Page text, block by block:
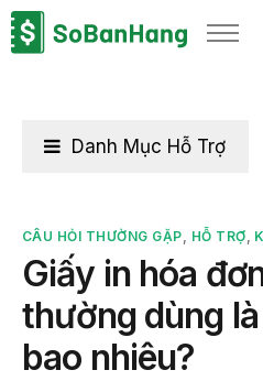
Sản phẩm
Bảng giá
Thông tin thuế
Về chúng tôi
CÂU HỎI THƯỜNG GẶP, HỖ TRỢ,
Giấy in hóa
thường dùng
bao nhiêu?
Danh Mục Hỗ Trợ